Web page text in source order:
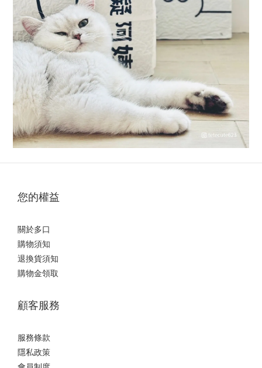
您的權益
關於多口
購物須知
退換貨須知
購物金領取
顧客服務
服務條款
隱私政策